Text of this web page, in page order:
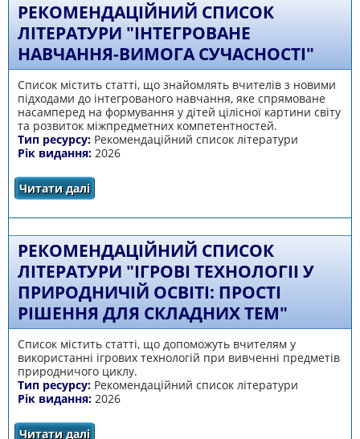
РЕКОМЕНДАЦІЙНИЙ СПИСОК
ЛІТЕРАТУРИ "ІНТЕГРОВАНЕ
НАВЧАННЯ-ВИМОГА СУЧАСНОСТІ"
Список містить статті, що знайомлять вчителів з новими
підходами до інтегрованого навчання, яке спрямоване
насамперед на формування у дітей цілісної картини світу
та розвиток міжпредметних компетентностей.
Тип ресурсу: Рекомендаційний список літератури
Рік видання: 2026
Читати далі
РЕКОМЕНДАЦІЙНИЙ СПИСОК
ЛІТЕРАТУРИ "ІГРОВІ ТЕХНОЛОГІІ У
ПРИРОДНИЧІЙ ОСВІТІ: ПРОСТІ
РІШЕННЯ ДЛЯ СКЛАДНИХ ТЕМ"
Список містить статті, що допоможуть вчителям у
використанні ігрових технологій при вивченні предметів
природничого циклу.
Тип ресурсу: Рекомендаційний список літератури
Рік видання: 2026
Читати далі